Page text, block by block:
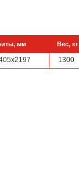
мм Вес, кг
1300